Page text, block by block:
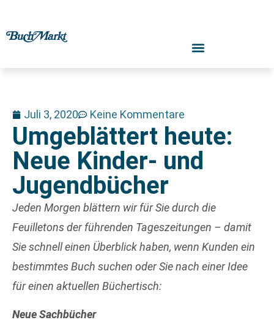
Juli 3, 2020 Keine Kommentare
Umgeblättert heute:
Neue Kinder- und
Jugendbücher
Jeden Morgen blättern wir für Sie durch die
Feuilletons der führenden Tageszeitungen – damit
Sie schnell einen Überblick haben, wenn Kunden ein
bestimmtes Buch suchen oder Sie nach einer Idee
für einen aktuellen Büchertisch:
Neue Sachbücher